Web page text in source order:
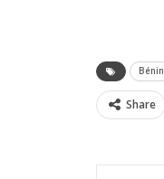
Bénin
Share